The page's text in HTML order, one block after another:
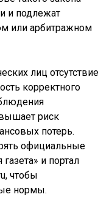
и подлежат
или арбитражном
лиц отсутствие
корректного
риск
потерь.
официальные
и портал
чтобы
нормы.